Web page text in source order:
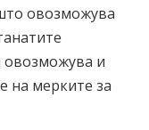
овозможува
овозможува и
на мерките за